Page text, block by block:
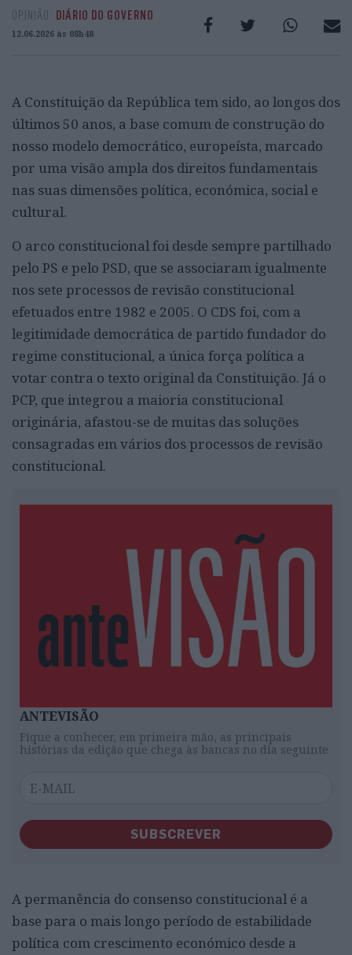
OPINIÃO DIÁRIO DO GOVERNO
12.06.2026 às 08h48
A Constituição da República tem sido, ao longos dos
últimos 50 anos, a base comum de construção do
nosso modelo democrático, europeísta, marcado
por uma visão ampla dos direitos fundamentais
nas suas dimensões política, económica, social e
cultural.
O arco constitucional foi desde sempre partilhado
pelo PS e pelo PSD, que se associaram igualmente
nos sete processos de revisão constitucional
efetuados entre 1982 e 2005. O CDS foi, com a
legitimidade democrática de partido fundador do
regime constitucional, a única força política a
votar contra o texto original da Constituição. Já o
PCP, que integrou a maioria constitucional
originária, afastou-se de muitas das soluções
consagradas em vários dos processos de revisão
constitucional.
ANTEVISÃO
Fique a conhecer, em primeira mão, as principais
histórias da edição que chega às bancas no dia seguinte
SUBSCREVER
A permanência do consenso constitucional é a
base para o mais longo período de estabilidade
política com crescimento económico desde a